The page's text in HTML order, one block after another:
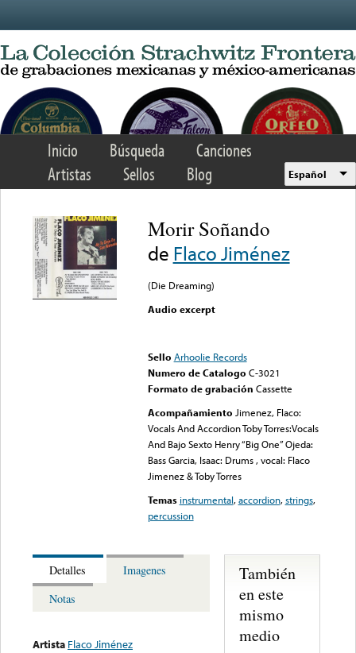
Inicio Búsqueda
Canciones
Artistas
Sellos Blog Español
Morir Soñando
de Flaco Jiménez
(Die Dreaming)
Audio excerpt
Sello Arhoolie Records
Numero de Catalogo C-3021
Formato de grabación Cassette
Acompañamiento Jimenez, Flaco:
Vocals And Accordion Toby Torres:Vocals
And Bajo Sexto Henry “Big One” Ojeda:
Bass Garcia, Isaac: Drums , vocal: Flaco
Jimenez & Toby Torres
Temas instrumental,accordion,strings,
percussion
Detalles
Imagenes
Notas
Artista Flaco Jiménez
También
en este
mismo
medio